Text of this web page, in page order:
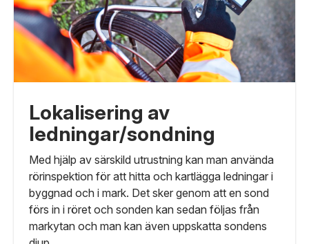
Lokalisering av
ledningar/sondning
Med hjälp av särskild utrustning kan man använda
rörinspektion för att hitta och kartlägga ledningar i
byggnad och i mark. Det sker genom att en sond
förs in i röret och sonden kan sedan följas från
markytan och man kan även uppskatta sondens